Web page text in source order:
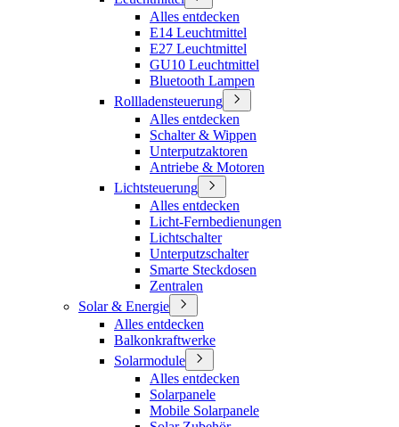
Alles entdecken
E14 Leuchtmittel
E27 Leuchtmittel
GU10 Leuchtmittel
Bluetooth Lampen
Rollladensteuerung
Alles entdecken
Schalter & Wippen
Unterputzaktoren
Antriebe & Motoren
Lichtsteuerung
Alles entdecken
Licht-Fernbedienungen
Lichtschalter
Unterputzschalter
Smarte Steckdosen
Zentralen
Solar & Energie
Alles entdecken
Balkonkraftwerke
Solarmodule
Alles entdecken
Solarpanele
Mobile Solarpanele